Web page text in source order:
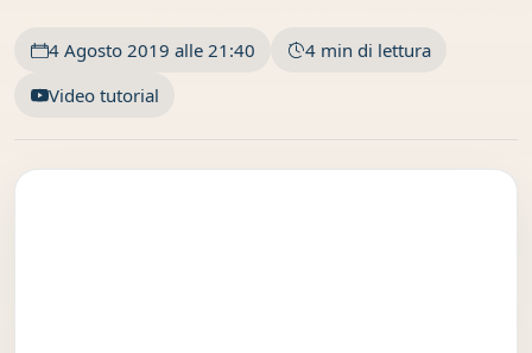
4 Agosto 2019 alle 21:40
4 min di lettura
Video tutorial